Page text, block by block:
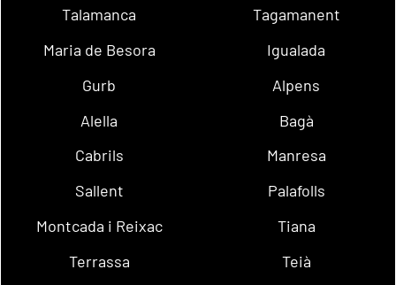
Talamanca
Tagamanent
Maria de Besora
Igualada
Gurb
Alpens
Alella
Bagà
Cabrils
Manresa
Sallent
Palafolls
Montcada i Reixac
Tiana
Terrassa
Teià